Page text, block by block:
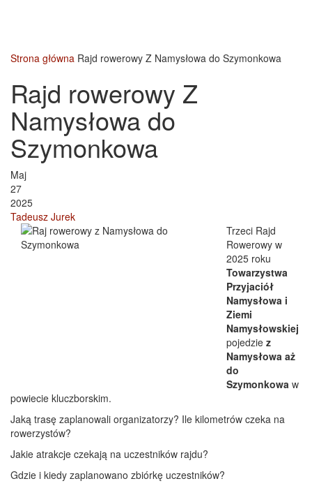
Strona główna Rajd rowerowy Z Namysłowa do Szymonkowa
Rajd rowerowy Z
Namysłowa do
Szymonkowa
Maj
27
2025
Tadeusz Jurek
Trzeci Rajd
Rowerowy w
2025 roku
Towarzystwa
Przyjaciół
Namysłowa i
Ziemi
Namysłowskiej
pojedzie z
Namysłowa aż
do
Szymonkowa w
powiecie kluczborskim.
Jaką trasę zaplanowali organizatorzy? Ile kilometrów czeka na
rowerzystów?
Jakie atrakcje czekają na uczestników rajdu?
Gdzie i kiedy zaplanowano zbiórkę uczestników?